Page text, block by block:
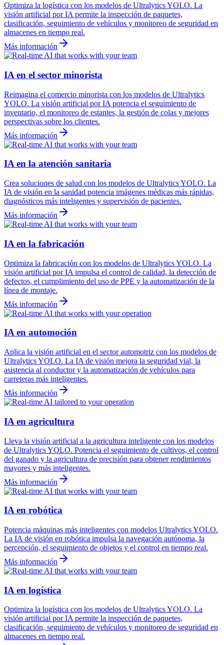
Optimiza la logística con los modelos de Ultralytics YOLO. La
visión artificial por IA permite la inspección de paquetes,
clasificación, seguimiento de vehículos y monitoreo de seguridad en
almacenes en tiempo real.
Más información
IA en el sector minorista
Reimagina el comercio minorista con los modelos de Ultralytics
YOLO. La visión artificial por IA potencia el seguimiento de
inventario, el monitoreo de estantes, la gestión de colas y mejores
perspectivas sobre los clientes.
Más información
IA en la atención sanitaria
Crea soluciones de salud con los modelos de Ultralytics YOLO. La
IA de visión en la sanidad potencia imágenes médicas más rápidas,
diagnósticos más inteligentes y supervisión de pacientes.
Más información
IA en la fabricación
Optimiza la fabricación con los modelos de Ultralytics YOLO. La
visión artificial por IA impulsa el control de calidad, la detección de
defectos, el cumplimiento del uso de PPE y la automatización de la
línea de montaje.
Más información
IA en automoción
Aplica la visión artificial en el sector automotriz con los modelos de
Ultralytics YOLO. La IA de visión mejora la seguridad vial, la
asistencia al conductor y la automatización de vehículos para
carreteras más inteligentes.
Más información
IA en agricultura
Lleva la visión artificial a la agricultura inteligente con los modelos
de Ultralytics YOLO. Potencia el seguimiento de cultivos, el control
del ganado y la agricultura de precisión para obtener rendimientos
mayores y más inteligentes.
Más información
IA en robótica
Potencia máquinas más inteligentes con modelos Ultralytics YOLO.
La IA de visión en robótica impulsa la navegación autónoma, la
percepción, el seguimiento de objetos y el control en tiempo real.
Más información
IA en logística
Optimiza la logística con los modelos de Ultralytics YOLO. La
visión artificial por IA permite la inspección de paquetes,
clasificación, seguimiento de vehículos y monitoreo de seguridad en
almacenes en tiempo real.